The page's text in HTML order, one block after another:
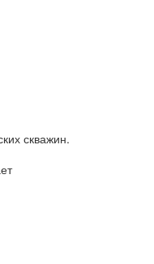
скважин.